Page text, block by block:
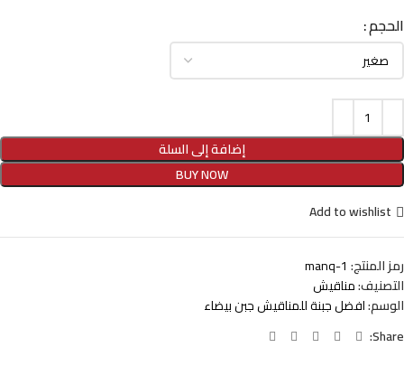
الحجم
إضافة إلى السلة
BUY NOW
Add to wishlist
رمز المنتج: manq-1
التصنيف:مناقيش
الوسم:افضل جبنة للمناقيش جبن بيضاء
Share: